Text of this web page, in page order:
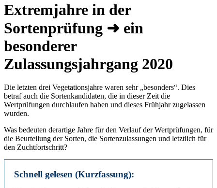
Extremjahre in der
Sortenprüfung ➜ ein
besonderer
Zulassungsjahrgang 2020
Die letzten drei Vegetationsjahre waren sehr „besonders“. Dies
betraf auch die Sortenkandidaten, die in dieser Zeit die
Wertprüfungen durchlaufen haben und dieses Frühjahr zugelassen
wurden.
Was bedeuten derartige Jahre für den Verlauf der Wertprüfungen, für
die Beurteilung der Sorten, die Sortenzulassungen und letztlich für
den Zuchtfortschritt?
Schnell gelesen (Kurzfassung):